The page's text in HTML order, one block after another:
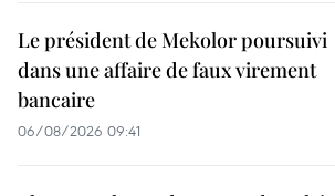
Le président de Mekolor poursuivi
dans une affaire de faux virement
bancaire
06/08/2026 09:41